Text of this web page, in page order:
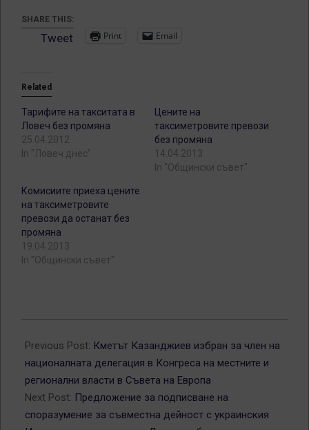
SHARE THIS:
Tweet Print Email
Related
Тарифите на такситата в
Ловеч без промяна
25.04.2012
In "Ловеч днес"
Цените на
таксиметровите превози
без промяна
14.04.2013
In "Общински съвет"
Комисиите приеха цените
на таксиметровите
превози да останат без
промяна
19.04.2013
In "Общински съвет"
04-
23
Previous Post: Кметът Казанджиев избран за член на
националната делегация в Конгреса на местните и
регионални власти в Съвета на Европа
Next Post: Предложение за подписване на
споразумение за съвместна дейност с украинския